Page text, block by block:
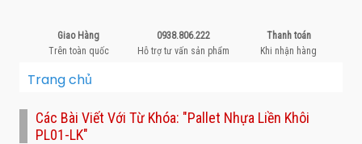
Giao Hàng
Trên toàn quốc
0938.806.222
Hỗ trợ tư vấn sản phẩm
Thanh toán
Khi nhận hàng
Trang chủ
Các Bài Viết Với Từ Khóa: "Pallet Nhựa Liền Khôi
PL01-LK"